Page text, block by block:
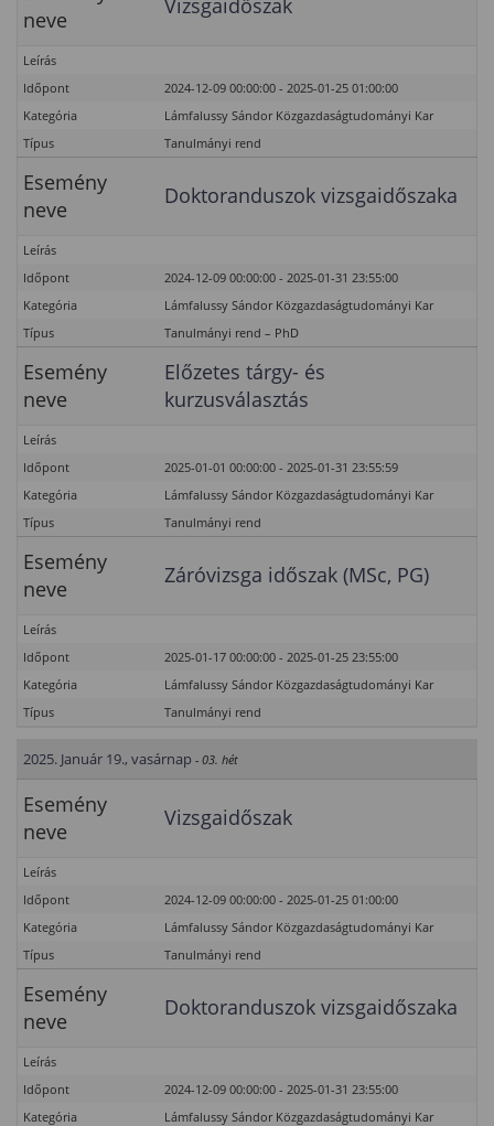
neve
Vizsgaidőszak
Leírás
Időpont
2024-12-09 00:00:00 - 2025-01-25 01:00:00
Kategória
Lámfalussy Sándor Közgazdaságtudományi Kar
Típus
Tanulmányi rend
Esemény
neve
Doktoranduszok vizsgaidőszaka
Leírás
Időpont
2024-12-09 00:00:00 - 2025-01-31 23:55:00
Kategória
Lámfalussy Sándor Közgazdaságtudományi Kar
Típus
Tanulmányi rend – PhD
Esemény
neve
Előzetes tárgy- és
kurzusválasztás
Leírás
Időpont
2025-01-01 00:00:00 - 2025-01-31 23:55:59
Kategória
Lámfalussy Sándor Közgazdaságtudományi Kar
Típus
Tanulmányi rend
Esemény
neve
Záróvizsga időszak (MSc, PG)
Leírás
Időpont
2025-01-17 00:00:00 - 2025-01-25 23:55:00
Kategória
Lámfalussy Sándor Közgazdaságtudományi Kar
Típus
Tanulmányi rend
2025. Január 19., vasárnap - 03. hét
Esemény
neve
Vizsgaidőszak
Leírás
Időpont
2024-12-09 00:00:00 - 2025-01-25 01:00:00
Kategória
Lámfalussy Sándor Közgazdaságtudományi Kar
Típus
Tanulmányi rend
Esemény
neve
Doktoranduszok vizsgaidőszaka
Leírás
Időpont
2024-12-09 00:00:00 - 2025-01-31 23:55:00
Kategória
Lámfalussy Sándor Közgazdaságtudományi Kar